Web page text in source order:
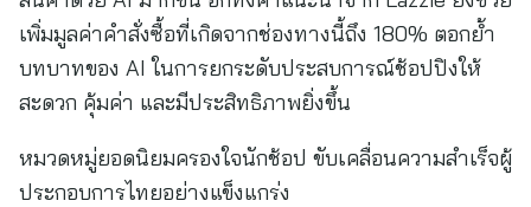
เพิ่มมูลค่าคำสั่งซื้อที่เกิดจากช่องทางนี้ถึง 180% ตอกย้ำ
บทบาทของ AI ในการยกระดับประสบการณ์ช้อปปิงให้
สะดวก คุ้มค่า และมีประสิทธิภาพยิ่งขึ้น
หมวดหมู่ยอดนิยมครองใจนักช้อป ขับเคลื่อนความสำเร็จผู้
ประกอบการไทยอย่างแข็งแกร่ง